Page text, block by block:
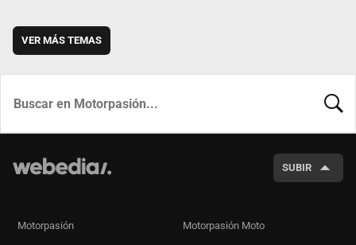
VER MÁS TEMAS
SUBIR
Motorpasión Motorpasión Moto